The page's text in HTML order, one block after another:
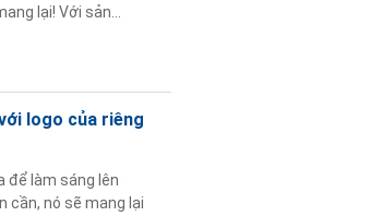
lại! Với sản
logo của riêng
để làm sáng lên
cần, nó sẽ mang lại